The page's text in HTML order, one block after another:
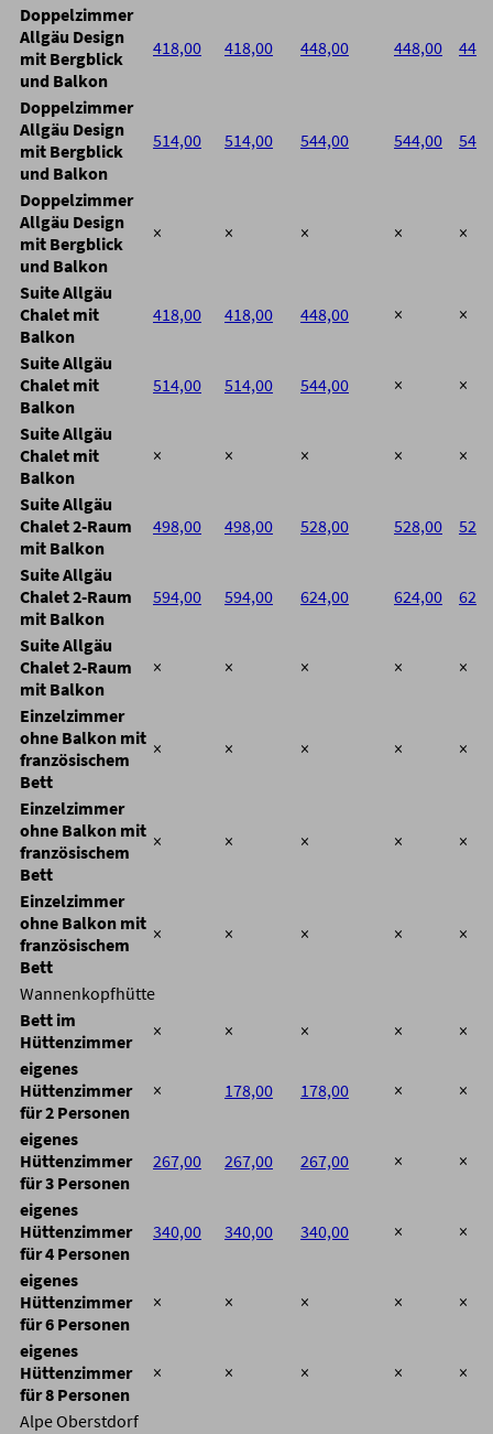
Doppelzimmer
Allgäu Design
mit Bergblick
und Balkon
418,00 418,00 448,00 448,00
Doppelzimmer
Allgäu Design
mit Bergblick
und Balkon
514,00 514,00 544,00 544,00
Doppelzimmer
Allgäu Design
mit Bergblick
und Balkon
× × × × ×
Suite Allgäu
Chalet mit
Balkon
418,00 418,00 448,00 × ×
Suite Allgäu
Chalet mit
Balkon
514,00 514,00 544,00 × ×
Suite Allgäu
Chalet mit
Balkon
× × × × ×
Suite Allgäu
Chalet 2-Raum
mit Balkon
498,00 498,00 528,00 528,00
Suite Allgäu
Chalet 2-Raum
mit Balkon
594,00 594,00 624,00 624,00
Suite Allgäu
Chalet 2-Raum
mit Balkon
× × × × ×
Einzelzimmer
ohne Balkon mit
französischem
Bett
× × × × ×
Einzelzimmer
ohne Balkon mit
französischem
Bett
× × × × ×
Einzelzimmer
ohne Balkon mit
französischem
Bett
× × × × ×
Wannenkopfhütte
Bett im
Hüttenzimmer
× × × ×
×
eigenes
Hüttenzimmer
für 2 Personen
× 178,00 178,00 × ×
eigenes
Hüttenzimmer
für 3 Personen
267,00 267,00 267,00 × ×
eigenes
Hüttenzimmer
für 4 Personen
340,00 340,00 340,00 × ×
eigenes
Hüttenzimmer
für 6 Personen
× × × × ×
eigenes
Hüttenzimmer
für 8 Personen
× × × × ×
Alpe Oberstdorf